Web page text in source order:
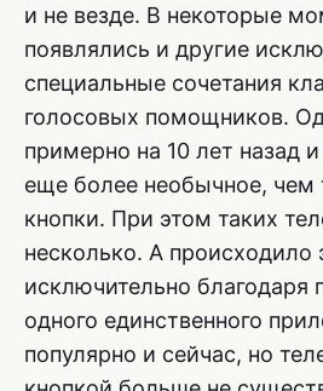
и не везде. В некоторые
появлялись и другие
специальные сочетания
голосовых помощников.
примерно на 10 лет назад
еще более необычное, чем
кнопки. При этом таких
несколько. А происходило
исключительно благодаря
одного единственного
популярно и сейчас, но